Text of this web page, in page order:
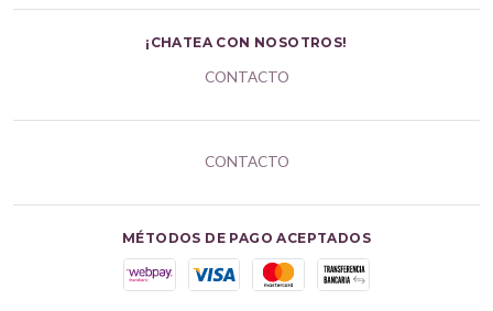
¡CHATEA CON NOSOTROS!
CONTACTO
CONTACTO
MÉTODOS DE PAGO ACEPTADOS